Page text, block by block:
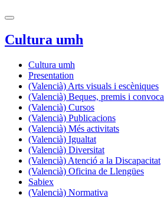
Cultura umh
Cultura umh
Presentation
(Valencià) Arts visuals i escèniques
(Valencià) Beques, premis i
(Valencià) Cursos
(Valencià) Publicacions
(Valencià) Més activitats
(Valencià) Igualtat
(Valencià) Diversitat
(Valencià) Atenció a la Discapacitat
(Valencià) Oficina de Llengües
Sabiex
(Valencià) Normativa